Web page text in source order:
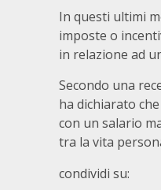
In questi ultimi
imposte o
in relazione ad
Secondo una
ha dichiarato
con un salario
tra la vita
condividi su: